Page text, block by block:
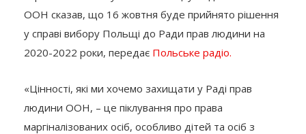
ООН сказав, що 16 жовтня буде прийнято рішення
у справі вибору Польщі до Ради прав людини на
2020-2022 роки, передає Польське радіо.
«Цінності, які ми хочемо захищати у Раді прав
людини ООН, – це піклування про права
маргіналізованих осіб, особливо дітей та осіб з